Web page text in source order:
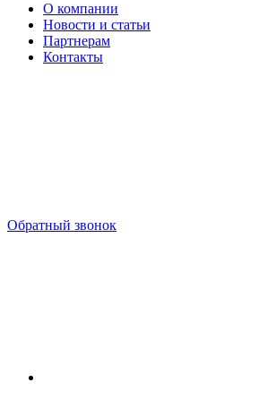
О компании
Новости и статьи
Партнерам
Контакты
Обратный звонок